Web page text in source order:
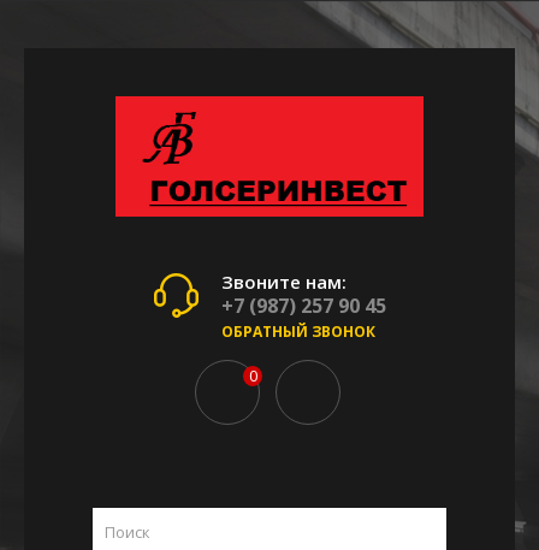
Звоните нам:
+7 (987) 257 90 45
ОБРАТНЫЙ ЗВОНОК
0